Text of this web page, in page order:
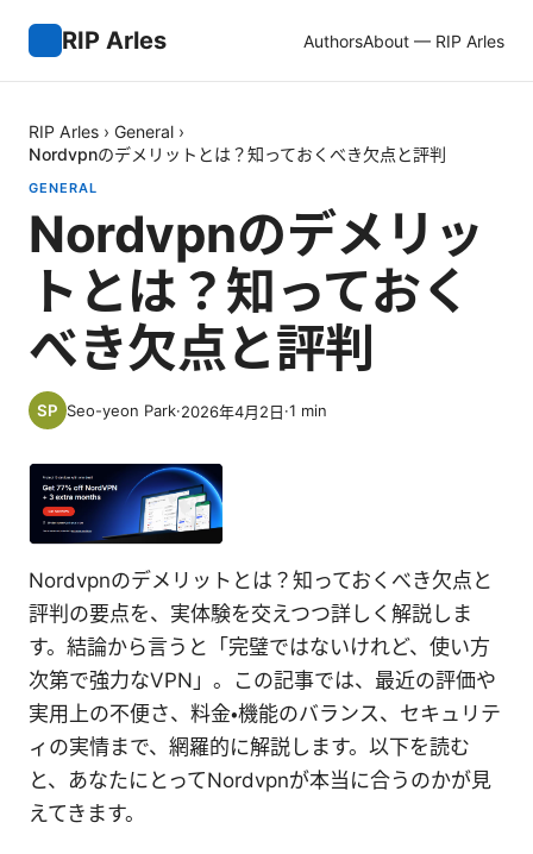
RIP Arles AuthorsAbout — RIP Arles
RIP Arles › General ›
Nordvpnのデメリットとは？知っておくべき欠点と評判
GENERAL
Nordvpnのデメリッ
トとは？知っておく
べき欠点と評判
Seo-yeon Park·2026年4月2日·1 min
Nordvpnのデメリットとは？知っておくべき欠点と
評判の要点を、実体験を交えつつ詳しく解説しま
す。結論から言うと「完璧ではないけれど、使い方
次第で強力なVPN」。この記事では、最近の評価や
実用上の不便さ、料金・機能のバランス、セキュリテ
ィの実情まで、網羅的に解説します。以下を読む
と、あなたにとってNordvpnが本当に合うのかが見
えてきます。